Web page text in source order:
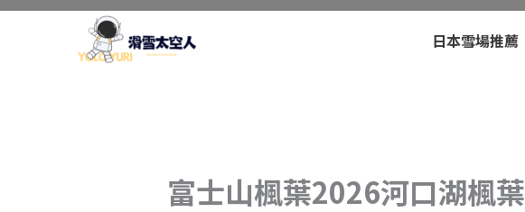
跳
日本雪場推薦
富士山楓葉2026河口湖楓